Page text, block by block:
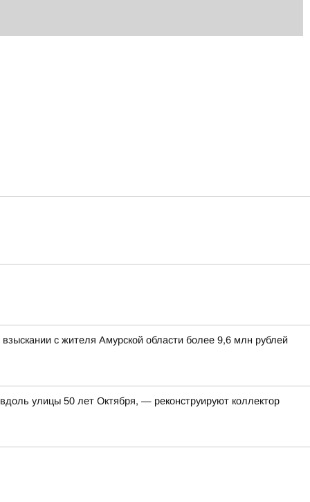
с жителя Амурской области более 9,6 млн рублей
улицы 50 лет Октября, — реконструируют коллектор